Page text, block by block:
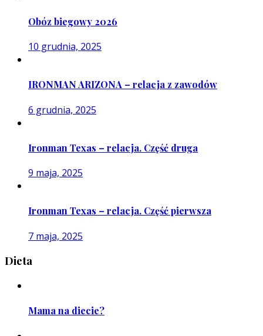
Obóz biegowy 2026
10 grudnia, 2025
IRONMAN ARIZONA – relacja z zawodów
6 grudnia, 2025
Ironman Texas – relacja. Część druga
9 maja, 2025
Ironman Texas – relacja. Część pierwsza
7 maja, 2025
Dieta
Mama na diecie?